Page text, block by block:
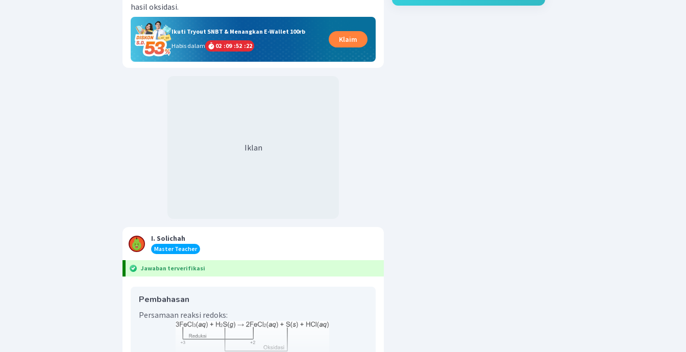
hasil oksidasi.
Ikuti Tryout SNBT & Menangkan E-Wallet 100rb
Habis dalam
02 :09 :52 :22
Klaim
Iklan
I. Solichah
Master Teacher
Jawaban terverifikasi
Pembahasan
Persamaan reaksi redoks: